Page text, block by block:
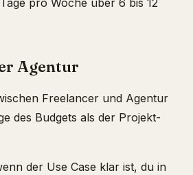
pro Woche über 6 bis 12
Agentur
Freelancer und Agentur
des Budgets als der Projekt-
der Use Case klar ist, du in